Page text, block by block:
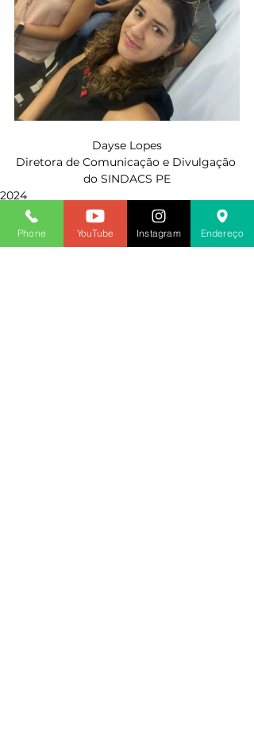
Dayse Lopes
Diretora de Comunicação e Divulgação
do SINDACS PE
2024
Phone YouTube Instagram Endereço